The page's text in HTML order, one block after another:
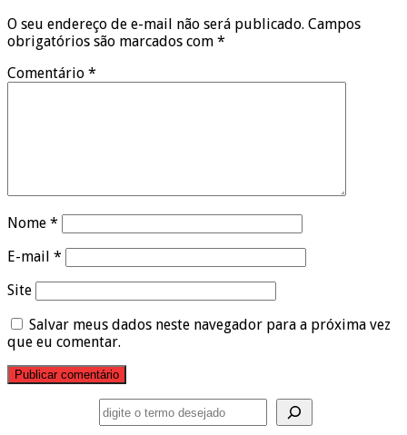
O seu endereço de e-mail não será publicado. Campos
obrigatórios são marcados com *
Comentário *
Nome *
E-mail *
Site
Salvar meus dados neste navegador para a próxima vez
que eu comentar.